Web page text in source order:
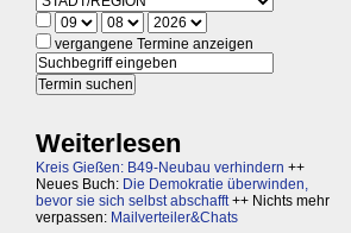
vergangene Termine anzeigen
Weiterlesen
Kreis Gießen: B49-Neubau verhindern ++
Neues Buch: Die Demokratie überwinden,
bevor sie sich selbst abschafft++ Nichts mehr
verpassen: Mailverteiler&Chats